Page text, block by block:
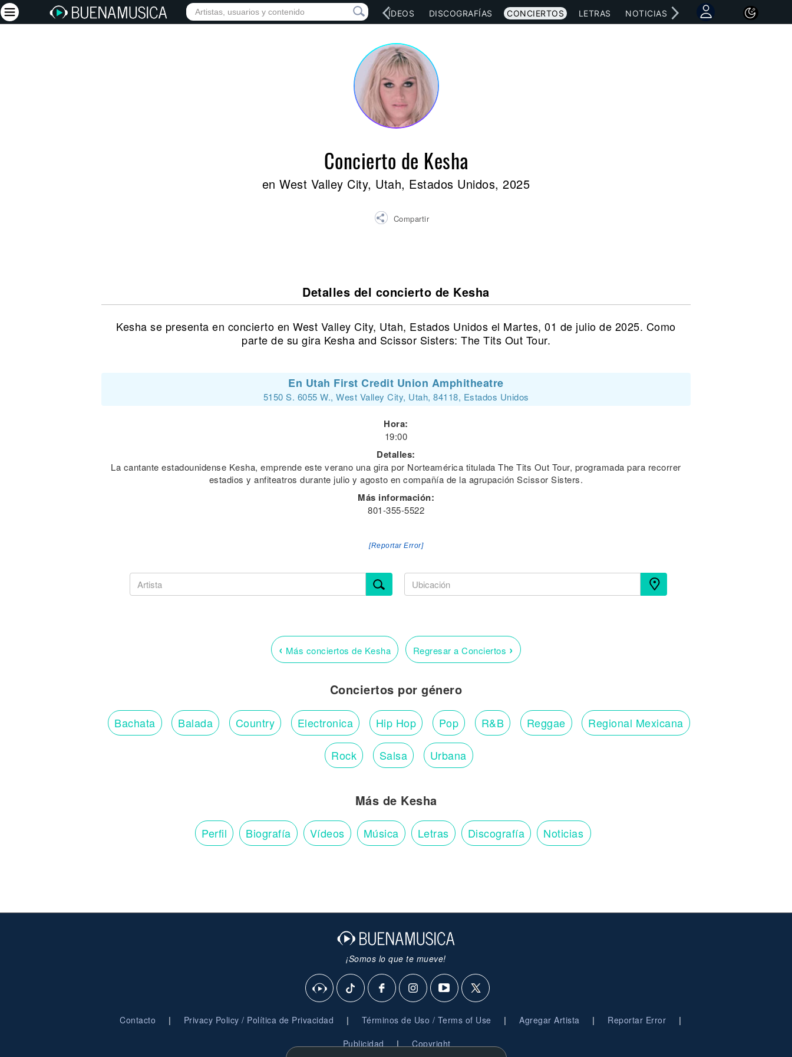
INICIO ARTISTAS RED SOCIAL MÚSICA VÍDEOS DISCOGRAFÍAS CONCIERTOS LETRAS NOTICIAS
Concierto de Kesha
en West Valley City, Utah, Estados Unidos, 2025
Compartir
Detalles del concierto de Kesha
Kesha se presenta en concierto en West Valley City, Utah, Estados Unidos el Martes, 01 de julio de 2025. Como
parte de su gira Kesha and Scissor Sisters: The Tits Out Tour.
En Utah First Credit Union Amphitheatre
5150 S. 6055 W., West Valley City, Utah, 84118, Estados Unidos
Hora:
19:00
Detalles:
La cantante estadounidense Kesha, emprende este verano una gira por Norteamérica titulada The Tits Out Tour, programada para recorrer
estadios y anfiteatros durante julio y agosto en compañía de la agrupación Scissor Sisters.
Más información:
801-355-5522
[Reportar Error]
‹ Más conciertos de Kesha Regresar a Conciertos ›
Conciertos por género
Bachata Balada Country Electronica Hip Hop Pop R&B Reggae Regional Mexicana
Rock Salsa Urbana
Más de Kesha
Perfil Biografía Vídeos Música Letras Discografía Noticias
¡Somos lo que te mueve!
Contacto | Privacy Policy / Política de Privacidad | Términos de Uso / Terms of Use | Agregar Artista | Reportar Error |
Publicidad | Copyright